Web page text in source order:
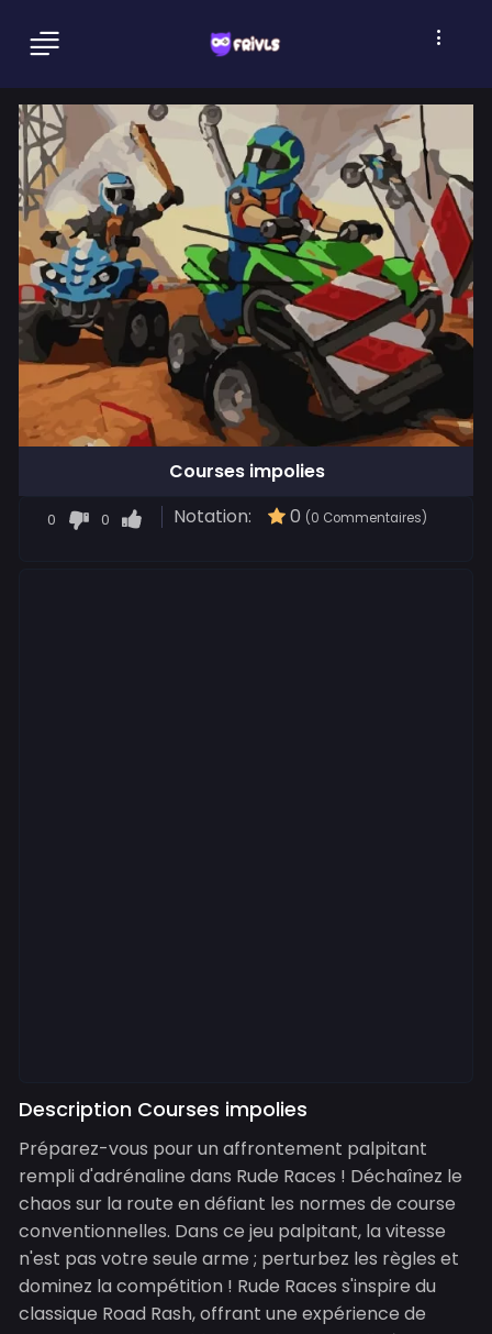
Courses impolies
0 0 Notation: 0 (0 Commentaires)
Description Courses impolies
Préparez-vous pour un affrontement palpitant
rempli d'adrénaline dans Rude Races ! Déchaînez le
chaos sur la route en défiant les normes de course
conventionnelles. Dans ce jeu palpitant, la vitesse
n'est pas votre seule arme ; perturbez les règles et
dominez la compétition ! Rude Races s'inspire du
classique Road Rash, offrant une expérience de